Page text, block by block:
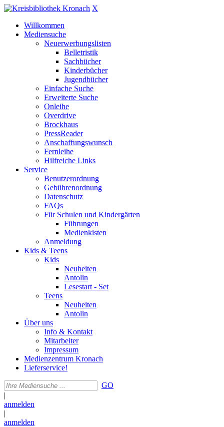
X
Willkommen
Mediensuche
Neuerwerbungslisten
Belletristik
Sachbücher
Kinderbücher
Jugendbücher
Einfache Suche
Erweiterte Suche
Onleihe
Overdrive
Brockhaus
PressReader
Anschaffungswunsch
Fernleihe
Hilfreiche Links
Service
Benutzerordnung
Gebührenordnung
Datenschutz
FAQs
Für Schulen und Kindergärten
Führungen
Medienkisten
Anmeldung
Kids & Teens
Kids
Neuheiten
Antolin
Lesestart - Set
Teens
Neuheiten
Antolin
Über uns
Info & Kontakt
Mitarbeiter
Impressum
Medienzentrum Kronach
Lieferservice!
GO
|
anmelden
|
anmelden